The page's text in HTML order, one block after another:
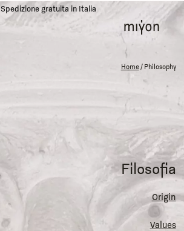
Spedizione gratuita in Italia
Home/ Philosophy
Filosofia
Origin
Values